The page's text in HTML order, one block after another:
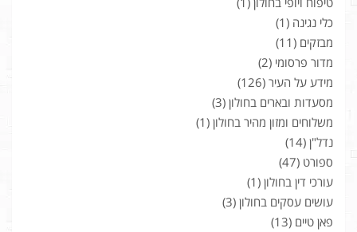
כלי נגינה (1)
מבזקים (11)
מדור פרסומי (2)
מידע על העיר (126)
מסעדות ובארים בחולון (3)
משלוחים ומזון מהיר בחולון (1)
נדל"ן (14)
ספורט (47)
עורכי דין בחולון (1)
עושים עסקים בחולון (3)
פאן טיים (13)